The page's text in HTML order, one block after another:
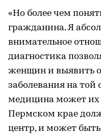
«Но более чем
гражданина. Я
внимательное
диагностика
женщин и выявить
заболевания на той
медицина может их
Пермском крае
центр, и может